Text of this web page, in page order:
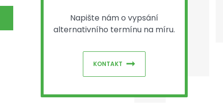
Napište nám o vypsání
alternativního termínu na míru.
KONTAKT